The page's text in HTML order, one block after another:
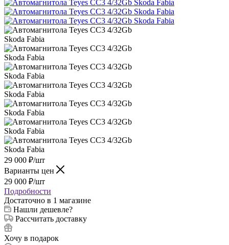
29 000 ₽/шт
Варианты цен
29 000 ₽/шт
Подробности
Достаточно в 1 магазине
Нашли дешевле?
Рассчитать доставку
Хочу в подарок